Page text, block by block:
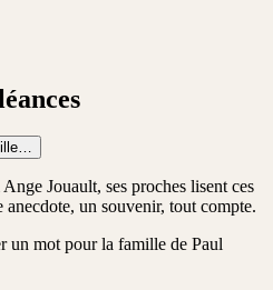
Jouault, ses proches lisent ces
un souvenir, tout compte.
un mot pour la famille de Paul